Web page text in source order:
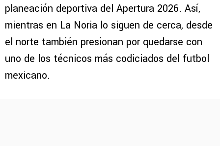
planeación deportiva del Apertura 2026. Así,
mientras en La Noria lo siguen de cerca, desde
el norte también presionan por quedarse con
uno de los técnicos más codiciados del futbol
mexicano.